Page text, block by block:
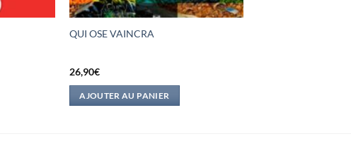
QUI OSE VAINCRA
26,90€
AJOUTER AU PANIER